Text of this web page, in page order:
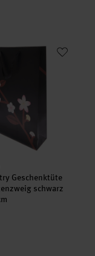
Geschenktüte
Geschenktüte
schwarz